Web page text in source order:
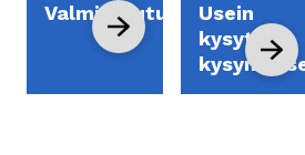
Valmistautumisohjeet
Usein
kysytyt